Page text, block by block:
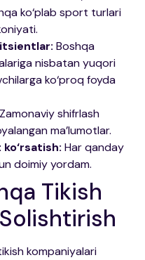
ko‘plab sport turlari
Boshqa
nisbatan yuqori
ko‘proq foyda
Zamonaviy shifrlash
ma’lumotlar.
Har qanday
doimiy yordam.
Tikish
kompaniyalari